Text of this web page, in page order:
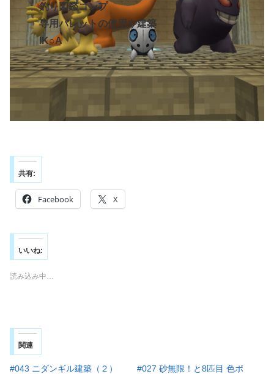
釣り図鑑コンプ
専用パレットの使用や建築
IK○A
共有:
Facebook X
いいね:
読み込み中…
関連
#043 ニダンギル建築（２）
#027 砂無限！と8匹目 色ポ